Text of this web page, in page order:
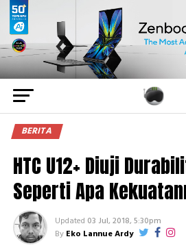
BERITA
HTC U12+ Diuji
Seperti Apa
Updated 03 Jul, 2018, 5:30pm
By Eko Lannue Ardy